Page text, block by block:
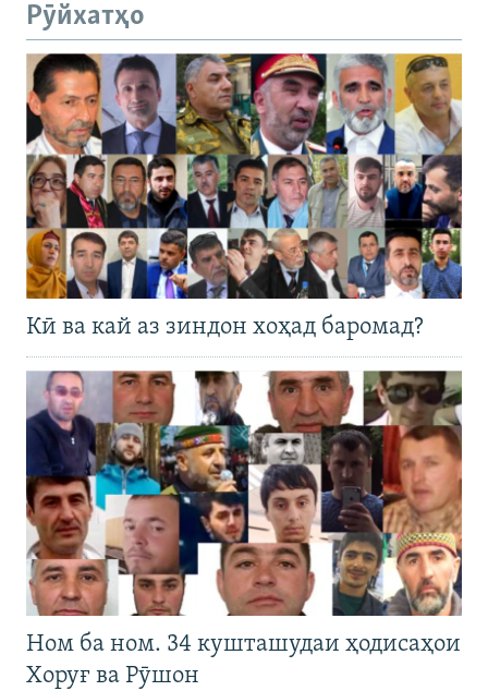
Рӯйхатҳо
Кӣ ва кай аз зиндон хоҳад баромад?
Ном ба ном. 34 кушташудаи ҳодисаҳои
Хоруғ ва Рӯшон